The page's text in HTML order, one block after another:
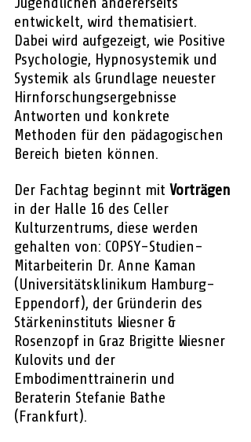
entwickelt, wird thematisiert.
Dabei wird aufgezeigt, wie Positive
Psychologie, Hypnosystemik und
Systemik als Grundlage neuester
Hirnforschungsergebnisse
Antworten und konkrete
Methoden für den pädagogischen
Bereich bieten können.
Der Fachtag beginnt mit Vorträgen
in der Halle 16 des Celler
Kulturzentrums, diese werden
gehalten von: COPSY-Studien-
Mitarbeiterin Dr. Anne Kaman
(Universitätsklinikum Hamburg-
Eppendorf), der Gründerin des
Stärkeninstituts Wiesner &
Rosenzopf in Graz Brigitte Wiesner
Kulovits und der
Embodimenttrainerin und
Beraterin Stefanie Bathe
(Frankfurt).